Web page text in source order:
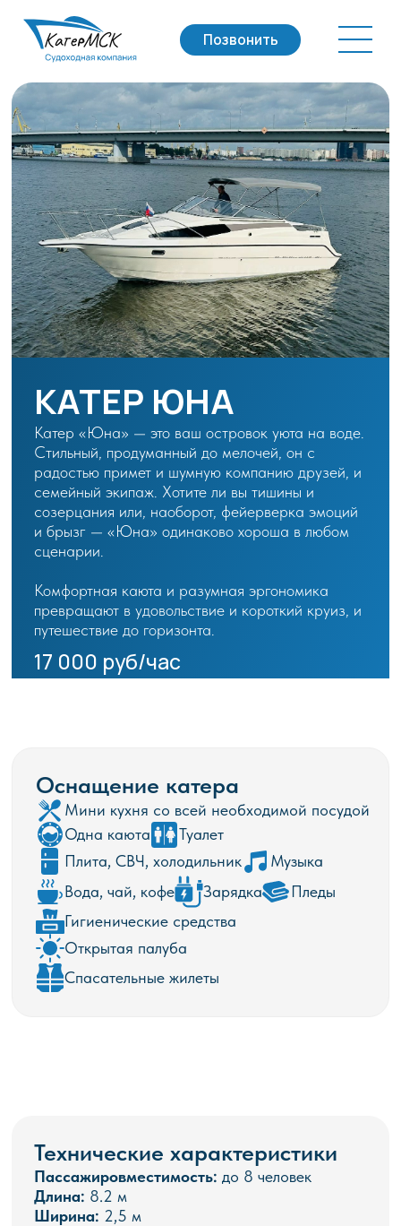
Позвонить
КАТЕР ЮНА
Катер «Юна» — это ваш островок уюта на воде.
Стильный, продуманный до мелочей, он с
созерцания или, наоборот, фейерверка эмоций
и брызг — «Юна» одинаково хороша в любом
сценарии.
Комфортная каюта и разумная эргономика
превращают в удовольствие и короткий круиз, и
путешествие до горизонта.
17 000 руб/час
5.0
Забронировать катер
Оснащение катера
Мини кухня со всей необходимой посудой
Одна каюта
Туалет
Плита, СВЧ, холодильник
Технические характеристики
Пассажировместимость: до 8 человек
Длина:
Ширина:2,5 м
Осадка:
Круизная скорость:40 км/ч
Мощность двигателя:
причал Москвовская верфь
Другие причалы — по согласованию при бронировании.
Возможность и условия подачи уточняются у менеджера.